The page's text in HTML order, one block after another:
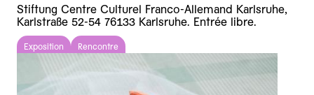
Stiftung Centre Culturel Franco-Allemand Karlsruhe,
Karlstraße 52-54 76133 Karlsruhe. Entrée libre.
Exposition Rencontre